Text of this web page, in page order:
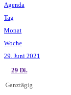
Agenda
Tag
Monat
Woche
29. Juni 2021
29 Di.
Ganztägig